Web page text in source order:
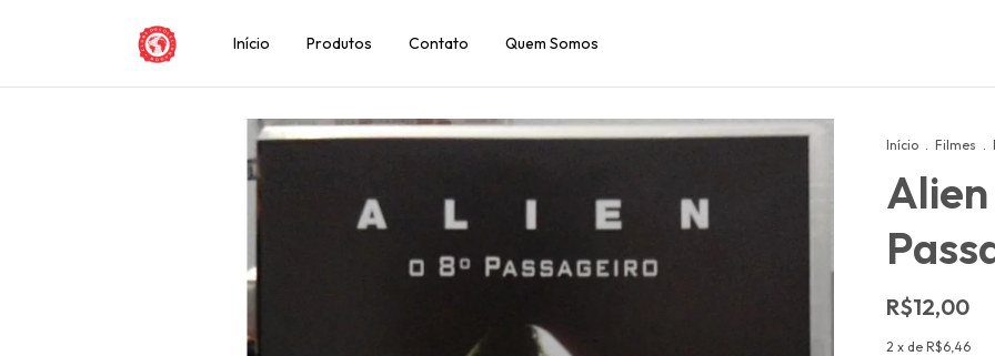
Início Produtos Contato Quem Somos
Início . Filmes .
R$12,00
2 x de R$6,46